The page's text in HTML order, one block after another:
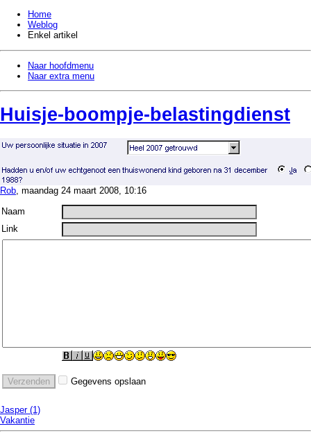
Home
Weblog
Enkel artikel
Naar hoofdmenu
Naar extra menu
Huisje- boompje- belastingdienst
Rob, maandag 24 maart 2008, 10:16
Naam
Link
Gegevens opslaan
Jasper (1)
Vakantie